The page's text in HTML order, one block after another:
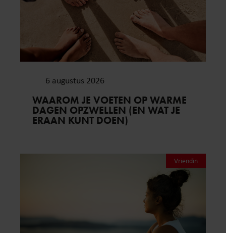
6 augustus 2026
WAAROM JE VOETEN OP WARME
DAGEN OPZWELLEN (EN WAT JE
ERAAN KUNT DOEN)
Vriendin